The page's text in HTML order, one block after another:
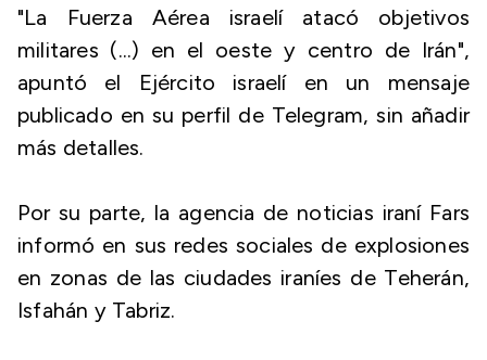
"La Fuerza Aérea israelí atacó objetivos
militares (...) en el oeste y centro de Irán",
apuntó el Ejército israelí en un mensaje
publicado en su perfil de Telegram, sin añadir
más detalles.
Por su parte, la agencia de noticias iraní Fars
informó en sus redes sociales de explosiones
en zonas de las ciudades iraníes de Teherán,
Isfahán y Tabriz.